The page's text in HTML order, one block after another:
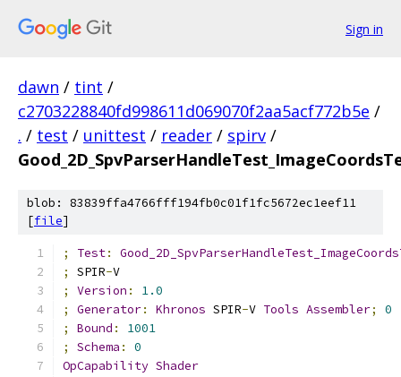
Sign in
dawn / tint /
c2703228840fd998611d069070f2aa5acf772b5e /
. / test / unittest / reader / spirv /
blob: 83839ffa4766fff194fb0c01f1fc5672ec1eef11
[file]
; Test:
;
SPIR-V
;
Version :
1.0
;
Generator: Khronos SPIR-V Tools Assembler;
0
;
Bound :
1001
;
Schema :
0
OpCapability Shader